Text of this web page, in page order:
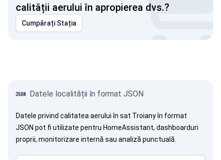
calității aerului în apropierea dvs.?
Cumpărați Stația
Datele localității în format JSON
Datele privind calitatea aerului în sat Troiany în format
JSON pot fi utilizate pentru HomeAssistant, dashboarduri
proprii, monitorizare internă sau analiză punctuală.